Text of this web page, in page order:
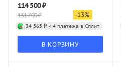
114 500₽
131 700₽ -13%
34 565 ₽ × 4 платежа в Сплит
В КОРЗИНУ